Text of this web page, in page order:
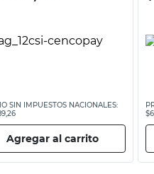
SIN IMPUESTOS NACIONALES:
Agregar al carrito